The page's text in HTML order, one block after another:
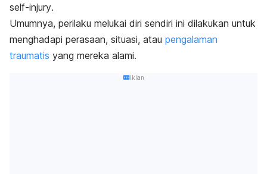
self-injury.
Umumnya, perilaku melukai diri sendiri ini dilakukan untuk
menghadapi perasaan, situasi, atau pengalaman
traumatis yang mereka alami.
Iklan